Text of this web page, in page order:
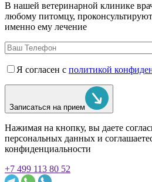
В нашей ветеринарной клинике
любому питомцу,
именно ему лечение
Я согласен с политикой
Записаться на прием
Нажимая на кнопку, вы даете
персональных данных и
конфиденциальности
+7 499 113 80 52